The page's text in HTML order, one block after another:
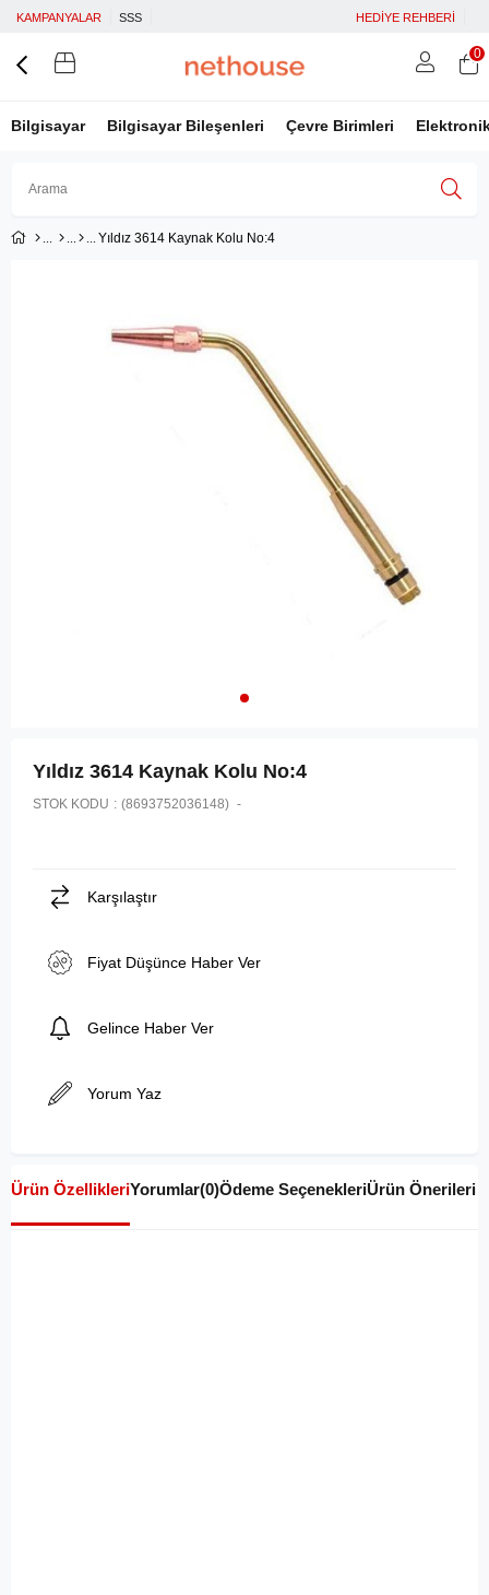
KAMPANYALAR SSS HEDİYE REHBERİ
Bilgisayar Bilgisayar Bileşenleri Çevre Birimleri
Üye Ol
0
Yıldız 3614 Kaynak Kolu No:4
Yıldız 3614 Kaynak Kolu No:4
STOK KODU (8693752036148)
Karşılaştır
Fiyat Düşünce Haber Ver
Gelince Haber Ver
Yorum Yaz
Ürün ÖzellikleriYorumlar(0)Ödeme SeçenekleriÜrün Önerileri